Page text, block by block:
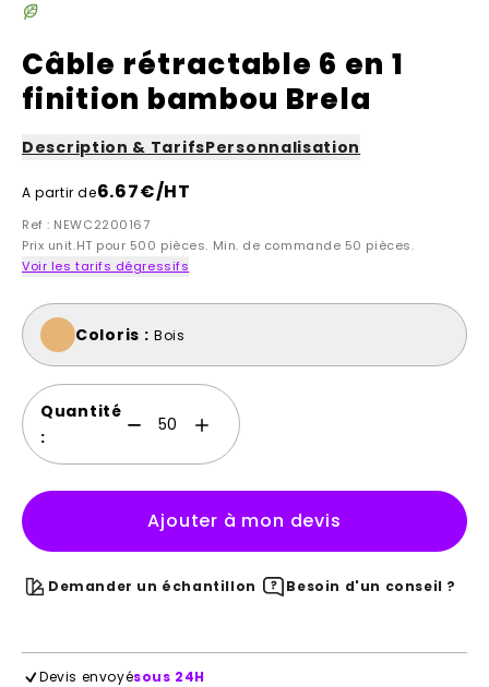
Câble rétractable 6 en 1
finition bambou Brela
Description & TarifsPersonnalisation
A partir de6.67€/HT
Ref : NEWC2200167
Prix unit.HT pour 500 pièces. Min. de commande 50 pièces.
Voir les tarifs dégressifs
Coloris : Bois
Quantité
:
Ajouter à mon devis
Demander un échantillon Besoin d'un conseil ?
Devis envoyésous 24H